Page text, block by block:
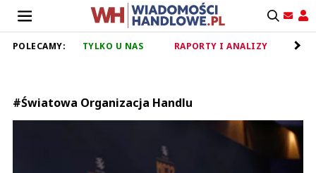
POLECAMY: TYLKO U NAS RAPORTY I ANALIZY
#Światowa Organizacja Handlu